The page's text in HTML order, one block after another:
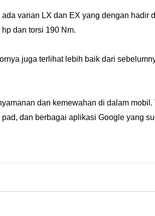
varian LX dan EX yang dengan
dan torsi 190 Nm.
juga terlihat lebih baik dari
dan kemewahan di dalam
dan berbagai aplikasi Google yang